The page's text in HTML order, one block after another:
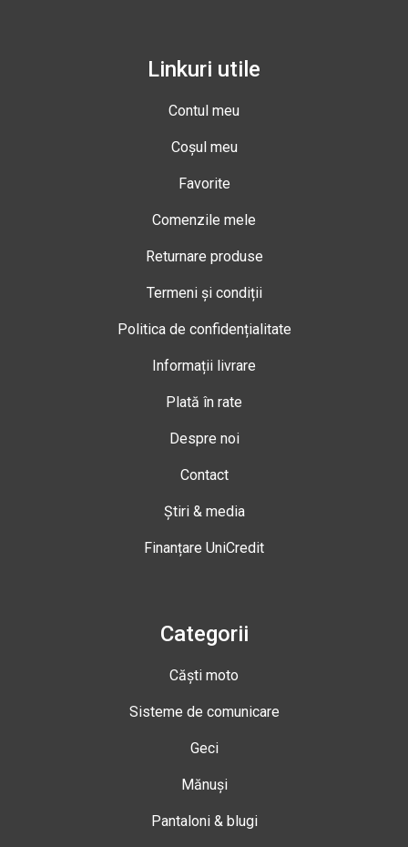
Linkuri utile
Contul meu
Coșul meu
Favorite
Comenzile mele
Returnare produse
Termeni și condiții
Politica de confidențialitate
Informații livrare
Plată în rate
Despre noi
Contact
Știri & media
Finanțare UniCredit
Categorii
Căști moto
Sisteme de comunicare
Geci
Mănuși
Pantaloni & blugi